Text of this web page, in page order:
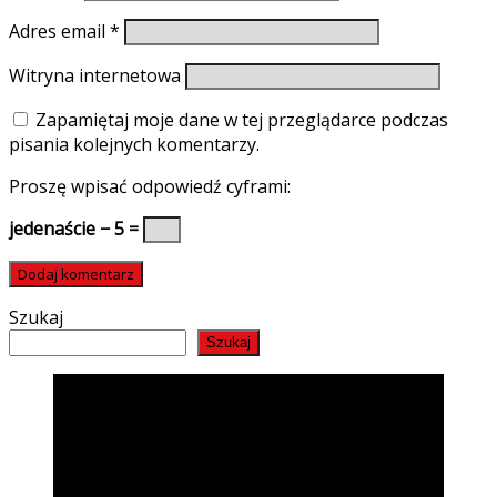
Adres email *
Witryna internetowa
Zapamiętaj moje dane w tej przeglądarce podczas
pisania kolejnych komentarzy.
Proszę wpisać odpowiedź cyframi:
jedenaście − 5 =
Szukaj
Szukaj